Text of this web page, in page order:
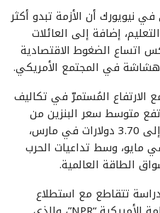
نيويورك أن الأزمة تبدو أكثر
إضافة إلى العائلات
اتساع الضغوط الاقتصادية
هشاشة في المجتمع الأمريكي.
الارتفاع المُستمرّ في تكاليف
متوسط سعر البنزين من
2.92 دولار للغالون مطلع فبراير إلى 3.70 دولارات في مارس،
4.50 دولارات في مايو، وسط تداعيات الحرب
الطاقة العالمية.
تتقاطع مع استطلاع